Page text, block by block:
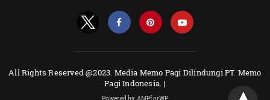
All Rights Reserved @2023. Media Memo Pagi Dilindungi PT. Memo
Pagi Indonesia. |